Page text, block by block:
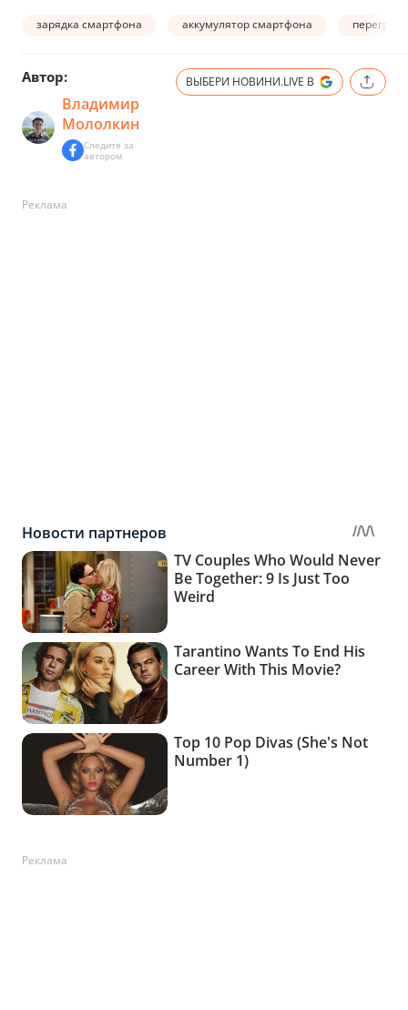
зарядка смартфона аккумулятор смартфона перегрев
Автор:
Владимир
Мололкин
Следите за
автором
ВЫБЕРИ НОВИНИ.LIVE В
Реклама
Реклама